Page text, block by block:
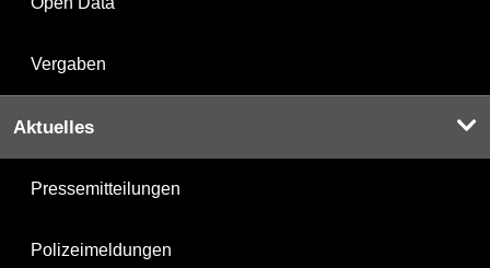
Vergaben
Aktuelles
Pressemitteilungen
Polizeimeldungen